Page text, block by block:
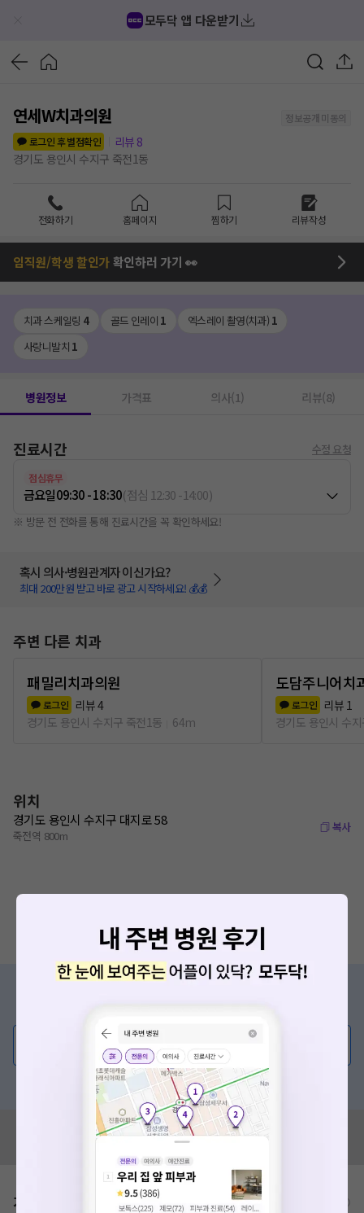
모두닥 앱 다운받기
연세W치과의원
정보공개 미동의
로그인 후 별점확인
리뷰 8
경기도 용인시 수지구 죽전1동
전화하기 홈페이지 찜하기 리뷰작성
임직원/학생 할인가확인하러 가기 👀
치과 스케일링 4 골드 인레이 1 엑스레이 촬영(치과) 1
사랑니발치 1
병원정보 가격표 의사(1) 리뷰(8)
진료시간 수정 요청
점심휴무
금요일09:30 - 18:30(점심 12:30-14:00)
※ 방문 전 전화를 통해 진료시간을 꼭 확인하세요!
혹시 의사·병원관계자 이신가요?
최대 200만원 받고 바로 광고 시작하세요! 💰💰
주변 다른 치과
패밀리치과의원
로그인 리뷰4
경기도 용인시 수지구 죽전1동
64m
도담주니어치
로그인 리뷰 1
경기도 용인시 수
위치
경기도 용인시 수지구 대지로 58
죽전역 800m
복사
💬 무엇이든 물어보세요
혹은, 의료상담 서비스에 다양한 게시글 보러가기
혹시 잘못된 병원정보가 있나요?
가격표 비급여/급여 진료란?